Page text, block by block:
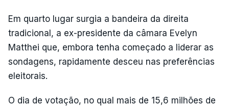
Em quarto lugar surgia a bandeira da direita
tradicional, a ex-presidente da câmara Evelyn
Matthei que, embora tenha começado a liderar as
sondagens, rapidamente desceu nas preferências
eleitorais.
O dia de votação, no qual mais de 15,6 milhões de